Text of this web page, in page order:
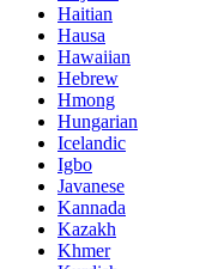
Haitian
Hausa
Hawaiian
Hebrew
Hmong
Hungarian
Icelandic
Igbo
Javanese
Kannada
Kazakh
Khmer